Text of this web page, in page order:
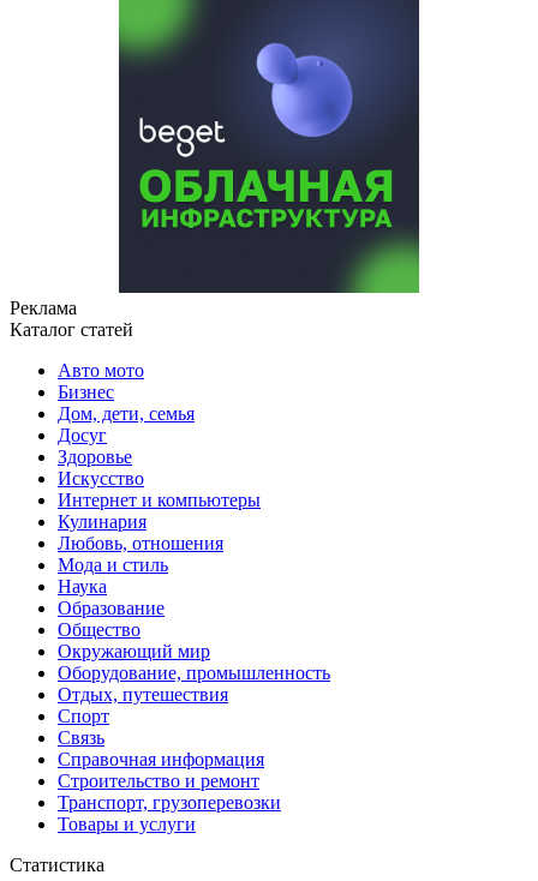
Реклама
Каталог статей
Авто мото
Бизнес
Дом, дети, семья
Досуг
Здоровье
Искусство
Интернет и компьютеры
Кулинария
Любовь, отношения
Мода и стиль
Наука
Образование
Общество
Окружающий мир
Оборудование, промышленность
Отдых, путешествия
Спорт
Связь
Справочная информация
Строительство и ремонт
Транспорт, грузоперевозки
Товары и услуги
Статистика